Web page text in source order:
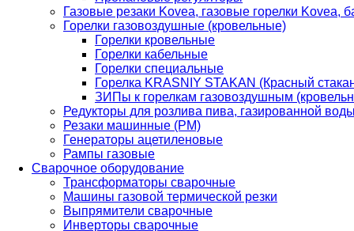
Газовые резаки Kovea, газовые горелки Kovea,
Горелки газовоздушные (кровельные)
Горелки кровельные
Горелки кабельные
Горелки специальные
Горелка KRASNIY STAKAN (Красный
ЗИПы к горелкам газовоздушным
Редукторы для розлива пива, газированной
Резаки машинные (РМ)
Генераторы ацетиленовые
Рампы газовые
Сварочное оборудование
Трансформаторы сварочные
Машины газовой термической резки
Выпрямители сварочные
Инверторы сварочные